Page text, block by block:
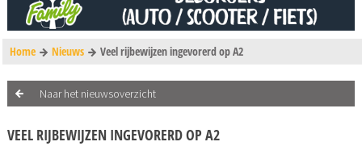
Home Nieuws Veel rijbewijzen ingevorerd op A2
Naar het nieuwsoverzicht
VEEL RIJBEWIJZEN INGEVORERD OP A2